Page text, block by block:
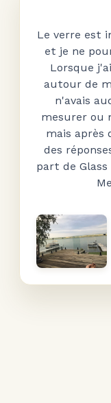
Le verre est
et je ne
Lorsque
autour de
n'avais
mesurer ou
mais après
des
part de